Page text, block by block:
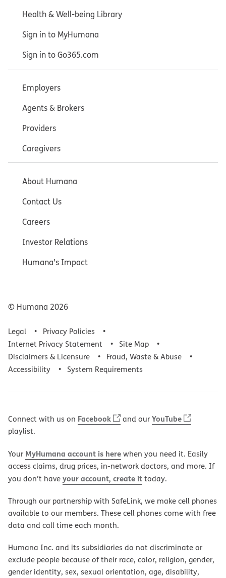
Health & Well-being Library
Sign in to MyHumana
Sign in to Go365.com
Employers
Agents & Brokers
Providers
Caregivers
About Humana
Contact Us
Careers
Investor Relations
Humana’s Impact
© Humana 2026
Legal
Privacy Policies
Internet Privacy Statement
Site Map
Disclaimers & Licensure
Fraud, Waste & Abuse
Accessibility
System Requirements
Connect with us on Facebook and ourYouTube
playlist.
Your MyHumana account is herewhen you need it. Easily
access claims, drug prices, in-network doctors, and more. If
you don’t haveyour account, create ittoday.
Through our partnership with SafeLink, we make cell phones
available to our members. These cell phones come with free
data and call time each month.
Humana Inc. and its subsidiaries do not discriminate or
exclude people because of their race, color, religion, gender,
gender identity, sex, sexual orientation, age, disability,